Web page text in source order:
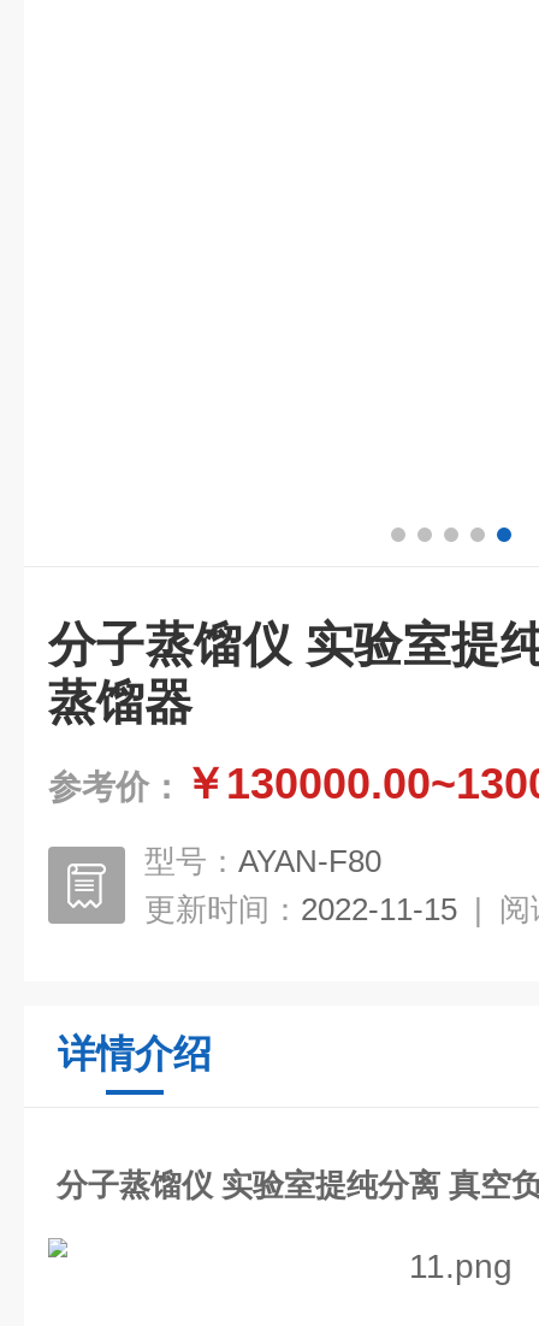
分子蒸馏仪 实验室提
蒸馏器
参考价： ￥
型号： AYAN-F80
更新时间： 2022-11-15 | 阅
详情介绍
分子蒸馏仪 实验室提纯分离 真空